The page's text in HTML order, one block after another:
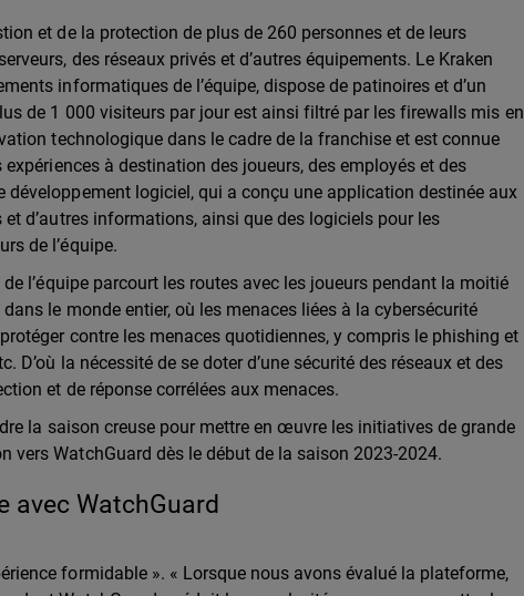
et de la protection de plus de 260 personnes et de leurs
des réseaux privés et d’autres équipements. Le Kraken
informatiques de l’équipe, dispose de patinoires et d’un
de 1 000 visiteurs par jour est ainsi filtré par les firewalls mis en
technologique dans le cadre de la franchise et est connue
à destination des joueurs, des employés et des
développement logiciel, qui a conçu une application destinée aux
d’autres informations, ainsi que des logiciels pour les
de l’équipe.
l’équipe parcourt les routes avec les joueurs pendant la moitié
le monde entier, où les menaces liées à la cybersécurité
contre les menaces quotidiennes, y compris le phishing et
D’où la nécessité de se doter d’une sécurité des réseaux et des
et de réponse corrélées aux menaces.
la saison creuse pour mettre en œuvre les initiatives de grande
vers WatchGuard dès le début de la saison 2023-2024.
avec WatchGuard
formidable ». « Lorsque nous avons évalué la plateforme,